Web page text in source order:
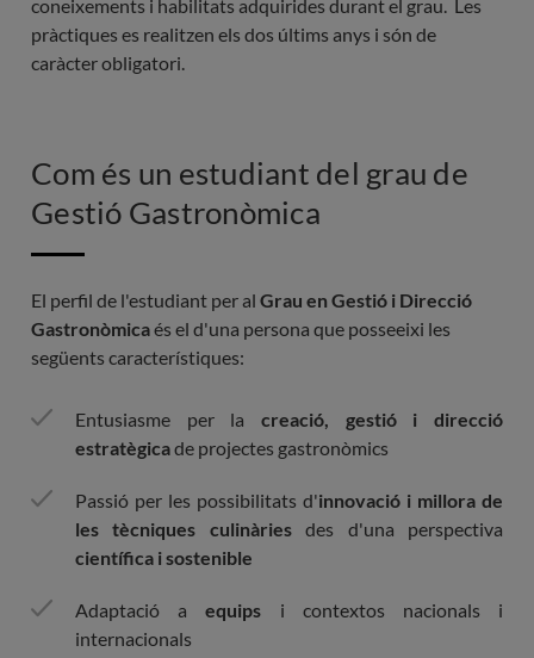
coneixements i habilitats adquirides durant el grau. Les
pràctiques es realitzen els dos últims anys i són de
caràcter obligatori.
Com és un estudiant del grau de
Gestió Gastronòmica
El perfil de l'estudiant per al Grau en Gestió i Direcció
Gastronòmicaés el d'una persona que posseeixi les
següents característiques:
Entusiasme per la creació, gestió i direcció
estratègicade projectes gastronòmics
Passió per les possibilitats d'innovació i millora de
les tècniques culinàriesdes d'una perspectiva
científica i sostenible
Adaptació aequips i contextos nacionals i
internacionals